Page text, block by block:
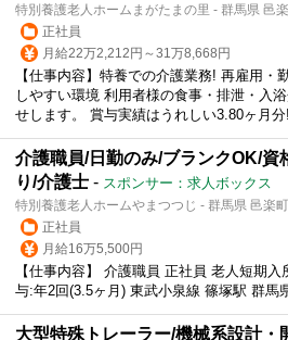
特別養護老人ホームまがたまの里 - 群馬県 邑
正社員
月給22万2,212円～31万8,668円
【仕事内容】特養での介護業務! 再雇用・
しやすい環境 利用者様の食事・排泄・入
せします。 賞与実績はうれしい3.80ヶ月分!
介護職員/日勤のみ/ブランクOK/資
り/介護士 - スポンサー：求人ボックス
特別養護老人ホームやまつつじ - 群馬県 邑楽
正社員
月給16万5,500円
【仕事内容】 介護職員 正社員 老人短期
与:年2回(3.5ヶ月) 東武小泉線 篠塚駅 群馬
大型特殊トレーラー/機械系設計・